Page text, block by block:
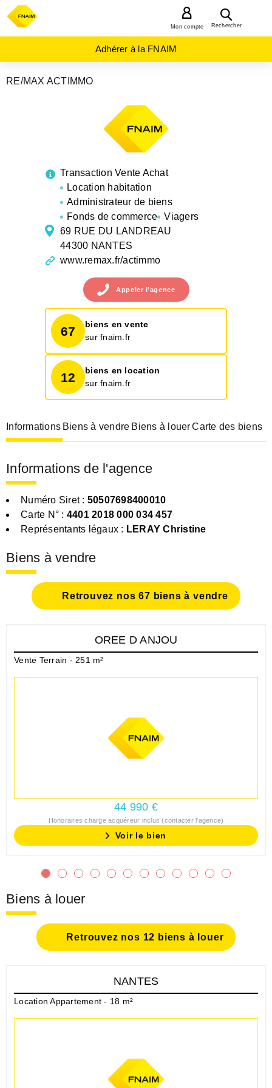
Rechercher
Mon compte
Adhérer à la FNAIM
RE/MAX ACTIMMO
Transaction Vente Achat
Location habitation
Administrateur de biens
Fonds de commerce
Viagers
69 RUE DU LANDREAU
44300 NANTES
www.remax.fr/actimmo
Appeler l’agence
67
biens en vente
sur fnaim.fr
12
biens en location
sur fnaim.fr
Informations Biens à vendre Biens à louer Carte des biens
Informations de l'agence
Numéro Siret : 50507698400010
Carte N° : 4401 2018 000 034 457
Représentants légaux : LERAY Christine
Biens à vendre
Retrouvez nos 67 biens à vendre
OREE D ANJOU
Vente Terrain - 251 m²
44 990 €
Honoraires charge acquéreur inclus (contacter l'agence)
Voir le bien
Biens à louer
Retrouvez nos 12 biens à louer
NANTES
Location Appartement - 18 m²